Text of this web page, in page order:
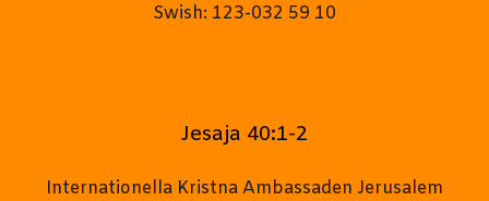
Swish: 123-032 59 10
Jesaja 40:1-2
Internationella Kristna Ambassaden Jerusalem